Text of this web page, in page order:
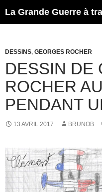
La Grande Guerre à
DESSINS, GEORGES ROCHER
DESSIN DE
ROCHER
PENDANT
13 AVRIL 2017 BRUNOB